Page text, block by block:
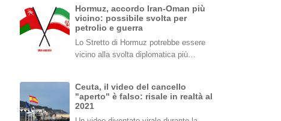
Hormuz, accordo Iran-Oman più
vicino: possibile svolta per
petrolio e guerra
Lo Stretto di Hormuz potrebbe essere
vicino alla svolta diplomatica più…
Ceuta, il video del cancello
"aperto" è falso: risale in realtà al
2021